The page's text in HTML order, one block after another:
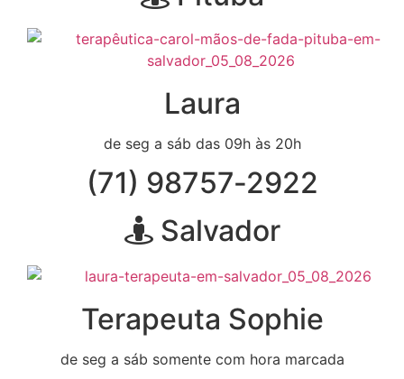
Laura
de seg a sáb das 09h às 20h
(71) 98757‑2922
Salvador
Terapeuta Sophie
de seg a sáb somente com hora marcada